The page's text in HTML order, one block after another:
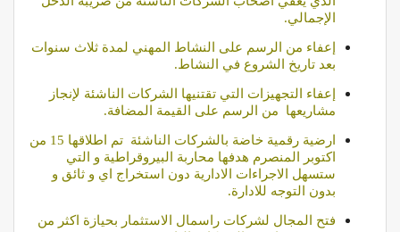
الإجمالي.
إعفاء من الرسم على النشاط المهني لمدة ثلاث سنوات
بعد تاريخ الشروع في النشاط.
إعفاء التجهيزات التي تقتنيها الشركات الناشئة لإنجاز
مشاريعها من الرسم على القيمة المضافة.
ارضية رقمية
خاضة بالشركات الناشئة تم اطلاقها 15 من
اكتوبر المنصرم هدفها محاربة البيروقراطية و التي
ستسهل الاجراءات الادارية دون استخراج اي و ثائق و
بدون التوجه للادارة.
فتح المجال لشركات راسمال الاستثمار بحيازة اكثر من